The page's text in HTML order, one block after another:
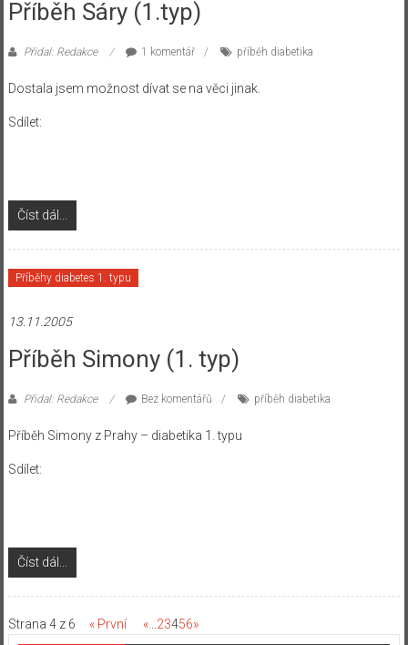
Příběh Sáry (1.typ)
Přidal: Redakce 1 komentář příběh diabetika
Dostala jsem možnost dívat se na věci jinak.
Sdílet:
Číst dál...
Příběhy diabetes 1. typu
13.11.2005
Příběh Simony (1. typ)
Přidal: Redakce Bez komentářů příběh diabetika
Příběh Simony z Prahy – diabetika 1. typu
Sdílet:
Číst dál...
Strana 4 z 6 « První «... 23456»